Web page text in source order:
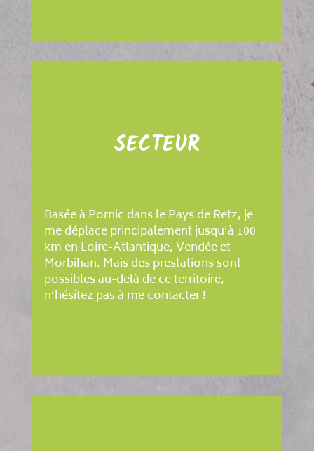
SECTEUR
Basée à Pornic dans le Pays de Retz, je
me déplace principalement jusqu'à 100
km en Loire-Atlantique, Vendée et
Morbihan. Mais des prestations sont
possibles au-delà de ce territoire,
n’hésitez pas à me contacter !